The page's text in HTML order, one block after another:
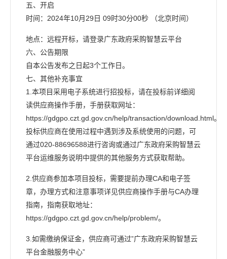
五、开启
时间：2024年10月29日 09时30分00秒 （北京时间）
地点：远程开标，请登录广东政府采购智慧云平台
六、公告期限
自本公告发布之日起3个工作日。
七、其他补充事宜
1.本项目采用电子系统进行招投标，请在投标前详细阅
读供应商操作手册，手册获取网址：
https://gdgpo.czt.gd.gov.cn/help/transaction/download.html。
投标供应商在使用过程中遇到涉及系统使用的问题，可
通过020-88696588进行咨询或通过广东政府采购智慧云
平台运维服务说明中提供的其他服务方式获取帮助。
2.供应商参加本项目投标，需要提前办理CA和电子签
章，办理方式和注意事项详见供应商操作手册与CA办理
指南，指南获取地址：
https://gdgpo.czt.gd.gov.cn/help/problem/。
3.如需缴纳保证金，供应商可通过”广东政府采购智慧云
平台金融服务中心”